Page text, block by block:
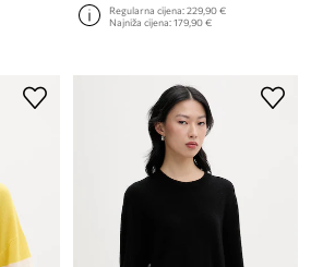
Regularna cijena:229,90 €
Najniža cijena:179,90 €